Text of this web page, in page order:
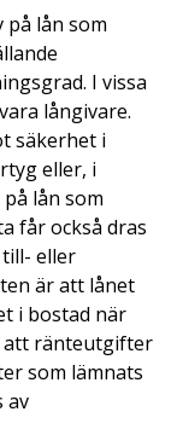
lån som
I vissa
långivare.
säkerhet i
eller, i
lån som
får också dras
eller
är att lånet
i bostad när
att ränteutgifter
som lämnats
av